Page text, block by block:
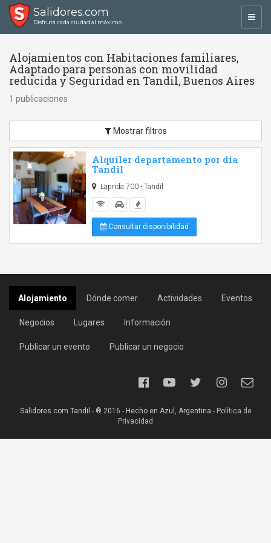
Salidores.com
Disfrutá cada ciudad al máximo
Alojamientos con Habitaciones familiares,
Adaptado para personas con movilidad
reducida y Seguridad en Tandil, Buenos Aires
1 publicaciones
Mostrar filtros
Alquiler departamento por dia
Tandil
Laprida 700 - Tandil
Consultar disponibilidad
Alojamiento Dónde comer Actividades Eventos
Negocios Lugares Información
Publicar un evento Publicar un negocio
Salidores.com Tandil - ® 2016 - Hecho en Azul, Argentina - Política de
Privacidad